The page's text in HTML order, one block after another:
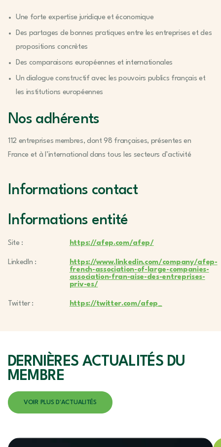
Une forte expertise juridique et économique
Des partages de bonnes pratiques entre les entreprises et des
propositions concrètes
Des comparaisons européennes et internationales
Un dialogue constructif avec les pouvoirs publics français et
les institutions européennes
Nos adhérents
112 entreprises membres, dont 98 françaises, présentes en
France et à l’international dans tous les secteurs d’activité
Informations contact
Informations entité
Site : https://afep.com/afep/
LinkedIn :
https://www.linkedin.com/company/afep-
french-association-of-large-companies-
association-fran-aise-des-entreprises-
priv-es/
Twitter : https://twitter.com/afep_
DERNIÈRES ACTUALITÉS DU
MEMBRE
VOIR PLUS D'ACTUALITÉS